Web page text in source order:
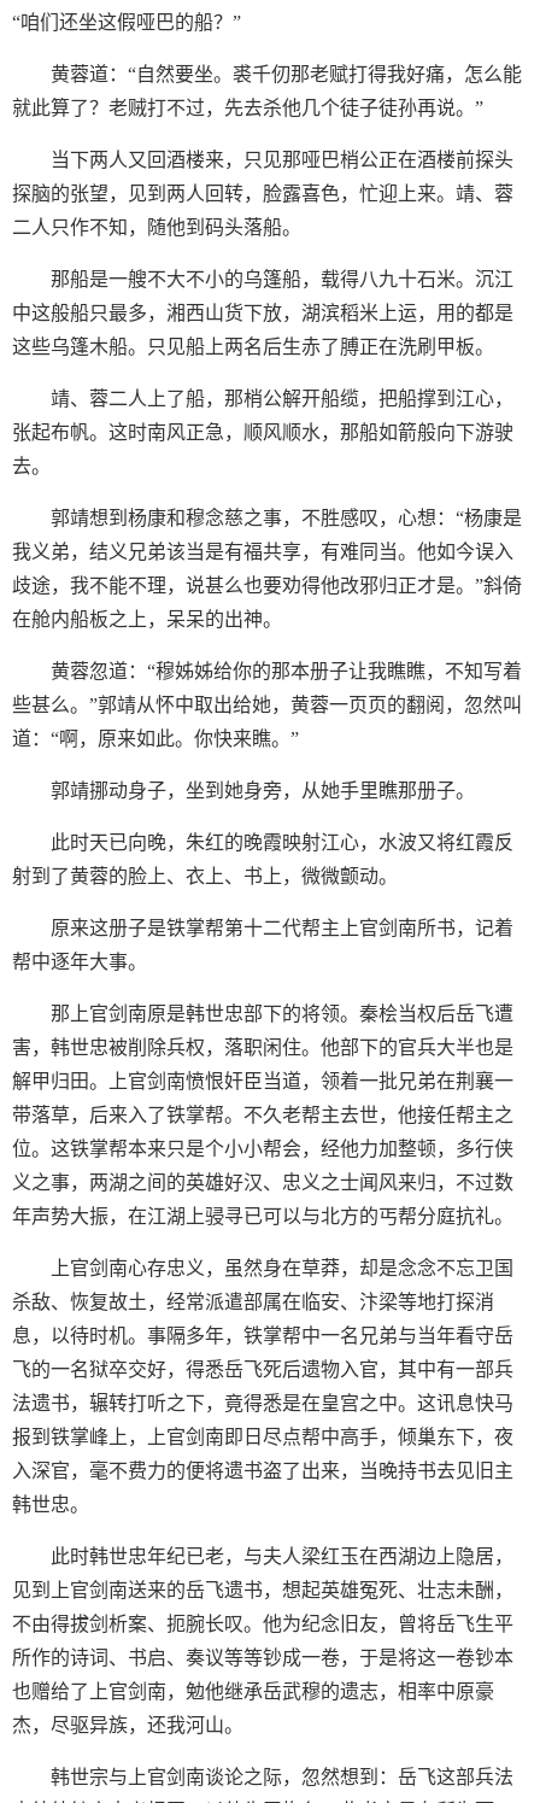
“咱们还坐这假哑巴的船？”
黄蓉道：“自然要坐。裘千仞那老赋打得我好痛，怎么能
就此算了？老贼打不过，先去杀他几个徒子徒孙再说。”
当下两人又回酒楼来，只见那哑巴梢公正在酒楼前探头
探脑的张望，见到两人回转，脸露喜色，忙迎上来。靖、蓉
二人只作不知，随他到码头落船。
那船是一艘不大不小的乌篷船，载得八九十石米。沉江
中这般船只最多，湘西山货下放，湖滨稻米上运，用的都是
这些乌篷木船。只见船上两名后生赤了膊正在洗刷甲板。
靖、蓉二人上了船，那梢公解开船缆，把船撑到江心，
张起布帆。这时南风正急，顺风顺水，那船如箭般向下游驶
去。
郭靖想到杨康和穆念慈之事，不胜感叹，心想：“杨康是
我义弟，结义兄弟该当是有福共享，有难同当。他如今误入
歧途，我不能不理，说甚么也要劝得他改邪归正才是。”斜倚
在舱内船板之上，呆呆的出神。
黄蓉忽道：“穆姊姊给你的那本册子让我瞧瞧，不知写着
些甚么。”郭靖从怀中取出给她，黄蓉一页页的翻阅，忽然叫
道：“啊，原来如此。你快来瞧。”
郭靖挪动身子，坐到她身旁，从她手里瞧那册子。
此时天已向晚，朱红的晚霞映射江心，水波又将红霞反
射到了黄蓉的脸上、衣上、书上，微微颤动。
原来这册子是铁掌帮第十二代帮主上官剑南所书，记着
帮中逐年大事。
那上官剑南原是韩世忠部下的将领。秦桧当权后岳飞遭
害，韩世忠被削除兵权，落职闲住。他部下的官兵大半也是
解甲归田。上官剑南愤恨奸臣当道，领着一批兄弟在荆襄一
带落草，后来入了铁掌帮。不久老帮主去世，他接任帮主之
位。这铁掌帮本来只是个小小帮会，经他力加整顿，多行侠
义之事，两湖之间的英雄好汉、忠义之士闻风来归，不过数
年声势大振，在江湖上骎寻已可以与北方的丐帮分庭抗礼。
上官剑南心存忠义，虽然身在草莽，却是念念不忘卫国
杀敌、恢复故土，经常派遣部属在临安、汴梁等地打探消
息，以待时机。事隔多年，铁掌帮中一名兄弟与当年看守岳
飞的一名狱卒交好，得悉岳飞死后遗物入官，其中有一部兵
法遗书，辗转打听之下，竟得悉是在皇宫之中。这讯息快马
报到铁掌峰上，上官剑南即日尽点帮中高手，倾巢东下，夜
入深官，毫不费力的便将遗书盗了出来，当晚持书去见旧主
韩世忠。
此时韩世忠年纪已老，与夫人梁红玉在西湖边上隐居，
见到上官剑南送来的岳飞遗书，想起英雄冤死、壮志未酬，
不由得拔剑析案、扼腕长叹。他为纪念旧友，曾将岳飞生平
所作的诗词、书启、奏议等等钞成一卷，于是将这一卷钞本
也赠给了上官剑南，勉他继承岳武穆的遗志，相率中原豪
杰，尽驱异族，还我河山。
韩世宗与上官剑南谈论之际，忽然想到：岳飞这部兵法